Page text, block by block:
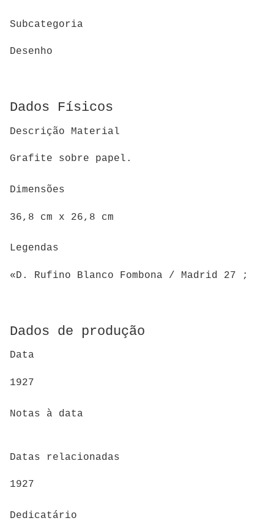
Subcategoria
Desenho
Dados Físicos
Descrição Material
Grafite sobre papel.
Dimensões
36,8 cm x 26,8 cm
Legendas
«D. Rufino Blanco Fombona / Madrid 27 ;
Dados de produção
Data
1927
Notas à data
Datas relacionadas
1927
Dedicatário